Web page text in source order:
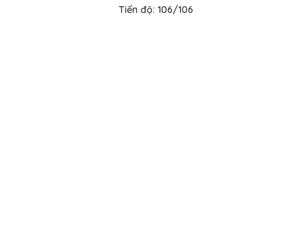
Tiến độ: 106/106